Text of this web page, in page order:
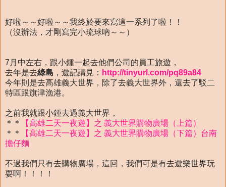
好啦～～好啦～～我終於要來寫這一系列了啦！！
（沒辦法，才剛寫完小琉球吶～～）
7月中左右，跟小鍾一起去他們公司的員工旅遊，
去年是去綠島 ，遊記請見： http://tinyurl.com/pq89a84
今年則是去高雄義大世界，除了去義大世界外，還去了駁二
特區跟旗津漁港。
之前我就跟小鍾去過義大世界，
＊＊
【高雄二天一夜遊】之 義大世界購物廣場（上篇）
＊＊
【高雄二天一夜遊】之 義大世界購物廣場（下篇）台南
擔仔麵
不過我們只有去購物廣場，這回，我們可是有去遊樂世界玩
耍啊！！！！